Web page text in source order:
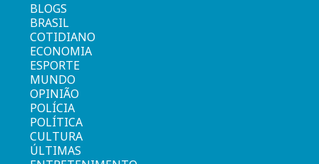
BLOGS
BRASIL
COTIDIANO
ECONOMIA
ESPORTE
MUNDO
OPINIÃO
POLÍCIA
POLÍTICA
CULTURA
ÚLTIMAS